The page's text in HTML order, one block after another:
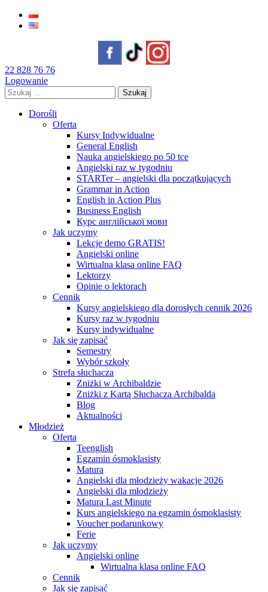
22 828 76 76
Logowanie
Szukaj:
Dorośli
Oferta
Kursy Indywidualne
General English
Nauka angielskiego po 50 tce
Angielski raz w tygodniu
STARTer – angielski dla początkujących
Grammar in Action
English in Action Plus
Business English
Курс англійської мови
Jak uczymy
Lekcje demo GRATIS!
Angielski online
Wirtualna klasa online FAQ
Lektorzy
Opinie o lektorach
Cennik
Kursy angielskiego dla dorosłych cennik 2026
Kursy raz w tygodniu
Kursy indywidualne
Jak się zapisać
Semestry
Wybór szkoły
Strefa słuchacza
Zniżki w Archibaldzie
Zniżki z Kartą Słuchacza Archibalda
Blog
Aktualności
Młodzież
Oferta
Teenglish
Egzamin ósmoklasisty
Matura
Angielski dla młodzieży wakacje 2026
Angielski dla młodzieży
Matura Last Minute
Kurs angielskiego na egzamin ósmoklasisty
Voucher podarunkowy
Ferie
Jak uczymy
Angielski online
Wirtualna klasa online FAQ
Cennik
Jak się zapisać